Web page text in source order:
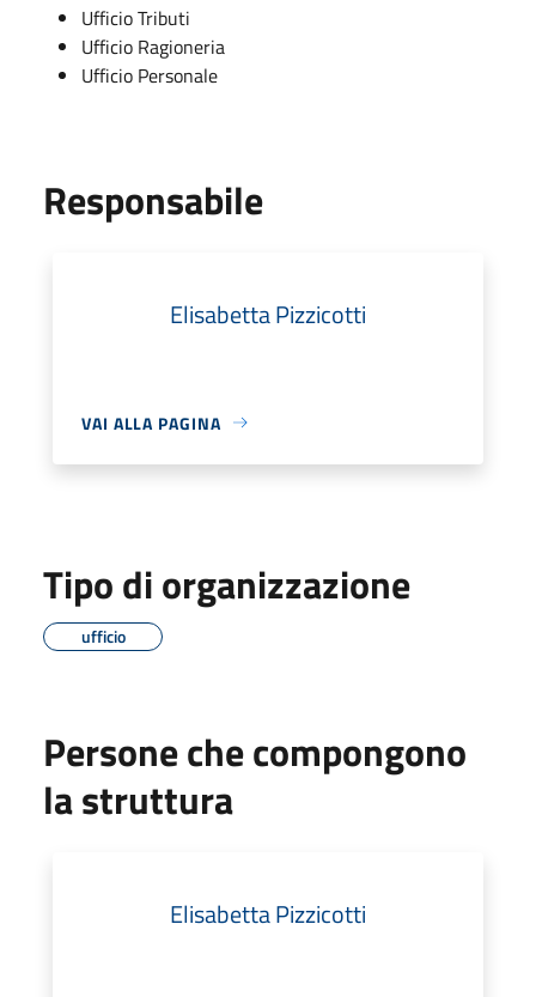
Ufficio Tributi
Ufficio Ragioneria
Ufficio Personale
Responsabile
Elisabetta Pizzicotti
VAI ALLA PAGINA
Tipo di organizzazione
ufficio
Persone che compongono
la struttura
Elisabetta Pizzicotti